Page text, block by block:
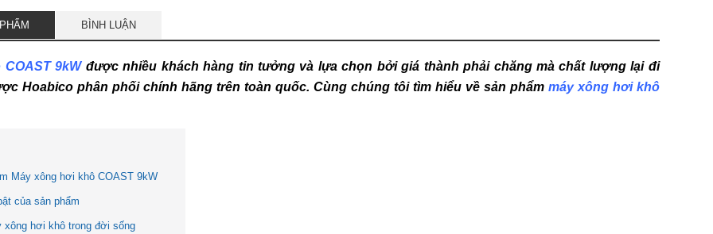
BÌNH LUẬN
9kWđược nhiều khách hàng tin tưởng và lựa chọn bởi giá thành phải chăng mà chất lượng lại đi
Hoabico phân phối chính hãng trên toàn quốc. Cùng chúng tôi tìm hiểu về sản phẩm máy xông hơi khô
Máy xông hơi khô COAST 9kW
của sản phẩm
xông hơi khô trong đời sống